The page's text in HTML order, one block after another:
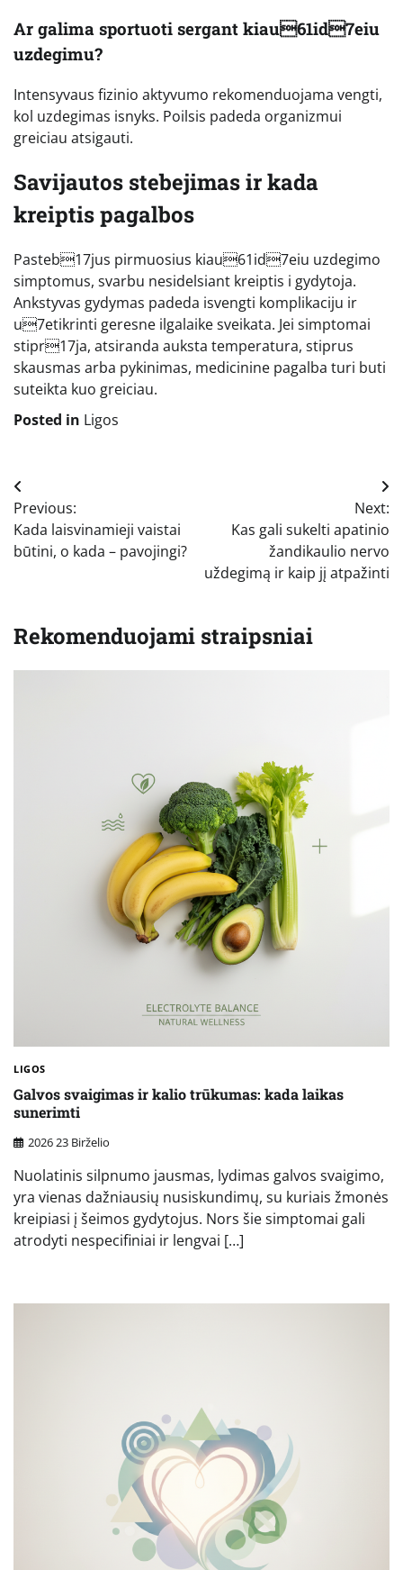
Ar galima sportuoti sergant kiau61id7eiu
uzdegimu?
Intensyvaus fizinio aktyvumo rekomenduojama vengti,
kol uzdegimas isnyks. Poilsis padeda organizmui
greiciau atsigauti.
Savijautos stebejimas ir kada
kreiptis pagalbos
Pasteb17jus pirmuosius kiau61id7eiu uzdegimo
simptomus, svarbu nesidelsiant kreiptis i gydytoja.
Ankstyvas gydymas padeda isvengti komplikaciju ir
u7etikrinti geresne ilgalaike sveikata. Jei simptomai
stipr17ja, atsiranda auksta temperatura, stiprus
skausmas arba pykinimas, medicinine pagalba turi buti
suteikta kuo greiciau.
Posted in Ligos
Navigacija
tarp
įrašų
Previous:
Kada laisvinamieji vaistai
būtini, o kada – pavojingi?
Next:
Kas gali sukelti apatinio
žandikaulio nervo
uždegimą ir kaip jį atpažinti
Rekomenduojami straipsniai
LIGOS
Galvos svaigimas ir kalio trūkumas: kada laikas
sunerimti
2026 23 Birželio
Nuolatinis silpnumo jausmas, lydimas galvos svaigimo,
yra vienas dažniausių nusiskundimų, su kuriais žmonės
kreipiasi į šeimos gydytojus. Nors šie simptomai gali
atrodyti nespecifiniai ir lengvai […]